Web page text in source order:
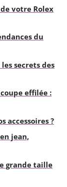
votre Rolex
du
secrets des
effilée :
accessoires ?
jean,
grande taille